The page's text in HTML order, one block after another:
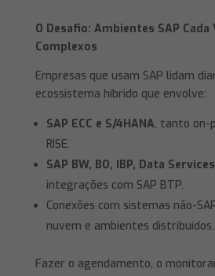
O Desafio: Ambientes SAP Cada
Complexos
Empresas que usam SAP lidam
ecossistema híbrido que envolve:
SAP ECC e S/4HANA, tanto on-
RISE.
SAP BW, BO, IBP, Data Services
integrações com SAP BTP.
Conexões com sistemas não-
nuvem e ambientes distribuídos.
Fazer o agendamento, o